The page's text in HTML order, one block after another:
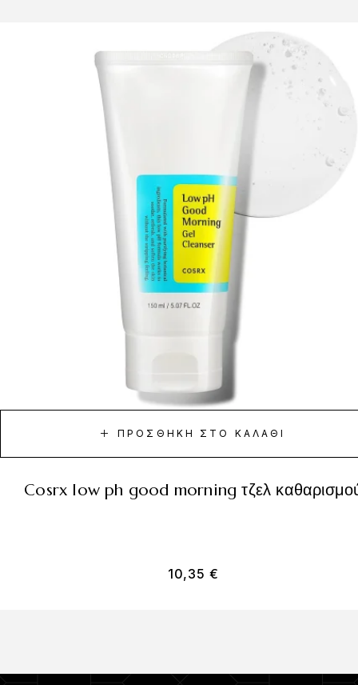
ΠΡΟΣΘΉΚΗ ΣΤΟ ΚΑΛΆΘΙ
cosrx low ph good morning τζελ
10,35 €